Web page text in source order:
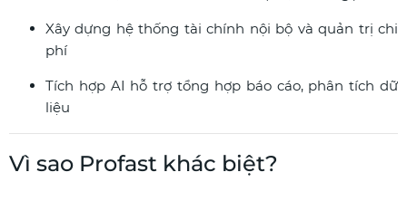
Xây dựng hệ thống tài chính nội bộ và quản trị chi
phí
Tích hợp AI hỗ trợ tổng hợp báo cáo, phân tích dữ
liệu
Vì sao Profast khác biệt?